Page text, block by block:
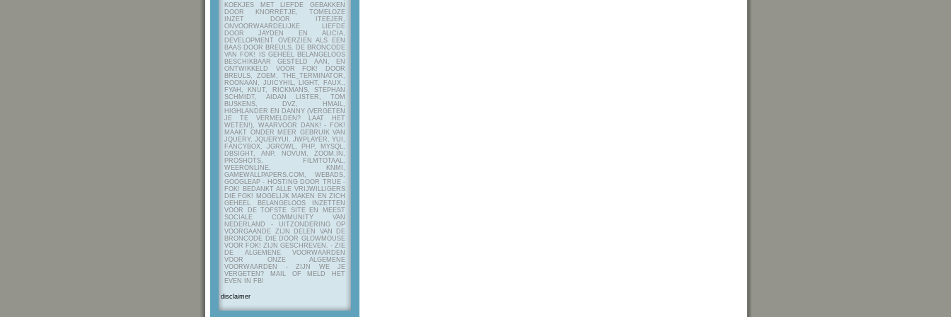
KOEKJES MET LIEFDE GEBAKKEN
DOOR KNORRETJE, TOMELOZE
INZET DOOR ITEEJER,
ONVOORWAARDELIJKE LIEFDE
DOOR JAYDEN EN ALICIA,
DEVELOPMENT OVERZIEN ALS EEN
BAAS DOOR BREULS. DE BRONCODE
VAN FOK! IS GEHEEL BELANGELOOS
BESCHIKBAAR GESTELD AAN, EN
ONTWIKKELD VOOR FOK! DOOR
BREULS, ZOEM, THE_TERMINATOR,
ROONAAN, JUICYHIL, LIGHT, FAUX.,
FYAH, KNUT, RICKMANS, STEPHAN
SCHMIDT, AIDAN LISTER, TOM
BUSKENS, DVZ, HMAIL,
HIGHLANDER EN DANNY (VERGETEN
JE TE VERMELDEN? LAAT HET
WETEN!), WAARVOOR DANK! - FOK!
MAAKT ONDER MEER GEBRUIK VAN
JQUERY, JQUERYUI, JWPLAYER, YUI,
FANCYBOX, JGROWL, PHP, MYSQL,
DBSIGHT, ANP, NOVUM, ZOOM.IN,
PROSHOTS, FILMTOTAAL,
WEERONLINE, KNMI,
GAMEWALLPAPERS.COM, WEBADS,
GOOGLEAP - HOSTING DOOR TRUE -
FOK! BEDANKT ALLE VRIJWILLIGERS
DIE FOK! MOGELIJK MAKEN EN ZICH
GEHEEL BELANGELOOS INZETTEN
VOOR DE TOFSTE SITE EN MEEST
SOCIALE COMMUNITY VAN
NEDERLAND - UITZONDERING OP
VOORGAANDE ZIJN DELEN VAN DE
BRONCODE DIE DOOR GLOWMOUSE
VOOR FOK! ZIJN GESCHREVEN. - ZIE
DE ALGEMENE VOORWAARDEN
VOOR ONZE ALGEMENE
VOORWAARDEN - ZIJN WE JE
VERGETEN? MAIL OF MELD HET
EVEN IN FB!
disclaimer